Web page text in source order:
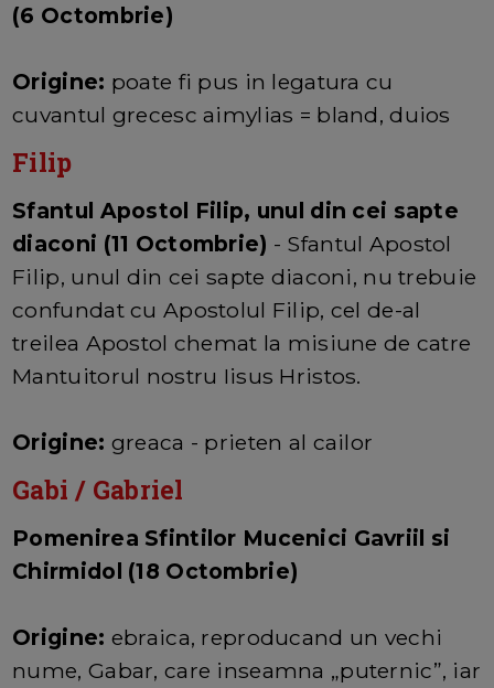
(6 Octombrie)
Origine: poate fi pus in legatura cu
cuvantul grecesc aimylias = bland, duios
Filip
Sfantul Apostol Filip, unul din cei sapte
diaconi (11 Octombrie) - Sfantul Apostol
Filip, unul din cei sapte diaconi, nu trebuie
confundat cu Apostolul Filip, cel de-al
treilea Apostol chemat la misiune de catre
Mantuitorul nostru Iisus Hristos.
Origine: greaca - prieten al cailor
Gabi / Gabriel
Pomenirea Sfintilor Mucenici Gavriil si
Chirmidol (18 Octombrie)
Origine: ebraica, reproducand un vechi
nume, Gabar, care inseamna „puternic”, iar